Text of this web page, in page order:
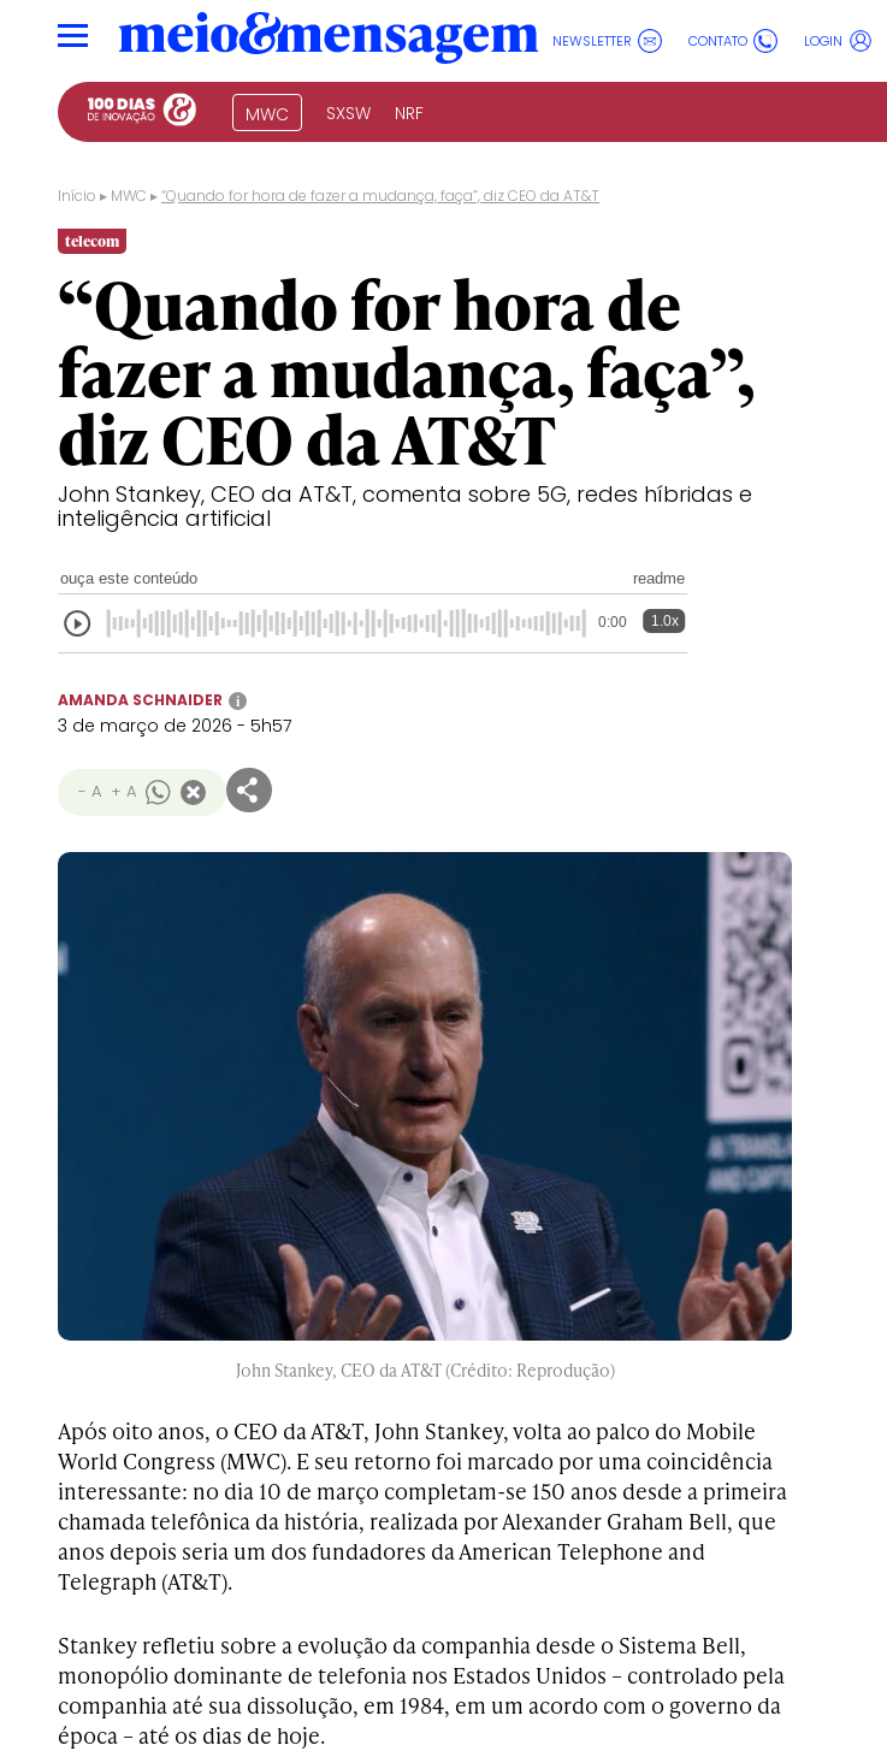
NEWSLETTER CONTATO LOGIN
MWC SXSW NRF
Início ▸ MWC ▸“Quando for hora de fazer a mudança, faça”, diz CEO da AT&T
telecom
“Quando for hora de
fazer a mudança, faça”,
diz CEO da AT&T
John Stankey, CEO da AT&T, comenta sobre 5G, redes híbridas e
inteligência artificial
ouça este conteúdo readme
0:00 1.0x
AMANDA SCHNAIDER i
3 de março de 2026 - 5h57
- A + A
John Stankey, CEO da AT&T (Crédito: Reprodução)
Após oito anos, o CEO da AT&T, John Stankey, volta ao palco do Mobile
World Congress (MWC). E seu retorno foi marcado por uma coincidência
interessante: no dia 10 de março completam-se 150 anos desde a primeira
chamada telefônica da história, realizada por Alexander Graham Bell, que
anos depois seria um dos fundadores da American Telephone and
Telegraph (AT&T).
Stankey refletiu sobre a evolução da companhia desde o Sistema Bell,
monopólio dominante de telefonia nos Estados Unidos – controlado pela
companhia até sua dissolução, em 1984, em um acordo com o governo da
época – até os dias de hoje.